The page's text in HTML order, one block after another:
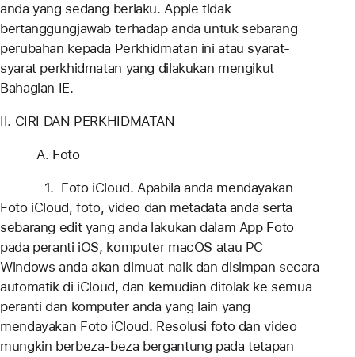
anda yang sedang berlaku. Apple tidak
bertanggungjawab terhadap anda untuk sebarang
perubahan kepada Perkhidmatan ini atau syarat-
syarat perkhidmatan yang dilakukan mengikut
Bahagian IE.
II. CIRI DAN PERKHIDMATAN
A. Foto
1. Foto iCloud. Apabila anda mendayakan
Foto iCloud, foto, video dan metadata anda serta
sebarang edit yang anda lakukan dalam App Foto
pada peranti iOS, komputer macOS atau PC
Windows anda akan dimuat naik dan disimpan secara
automatik di iCloud, dan kemudian ditolak ke semua
peranti dan komputer anda yang lain yang
mendayakan Foto iCloud. Resolusi foto dan video
mungkin berbeza-beza bergantung pada tetapan